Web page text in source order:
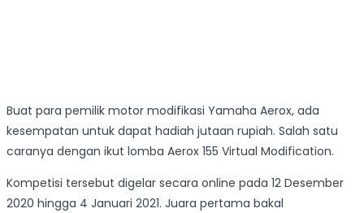
Buat para pemilik motor modifikasi Yamaha Aerox, ada
kesempatan untuk dapat hadiah jutaan rupiah. Salah satu
caranya dengan ikut lomba Aerox 155 Virtual Modification.
Kompetisi tersebut digelar secara online pada 12 Desember
2020 hingga 4 Januari 2021. Juara pertama bakal